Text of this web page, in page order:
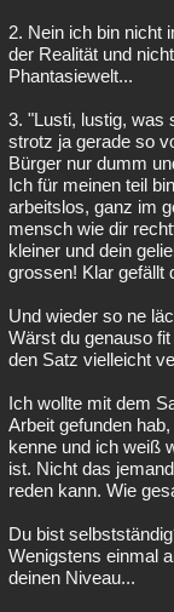
2. Nein ich bin nicht
der Realität und
Phantasiewelt...
3. "Lusti, lustig, was
strotz ja gerade so
Bürger nur dumm
Ich für meinen teil
arbeitslos, ganz im
mensch wie dir
kleiner und dein
grossen! Klar gefällt
Und wieder so ne
Wärst du genauso
den Satz vielleicht
Ich wollte mit dem
Arbeit gefunden
kenne und ich weiß
ist. Nicht das
reden kann. Wie
Du bist
Wenigstens einmal
deinen Niveau...